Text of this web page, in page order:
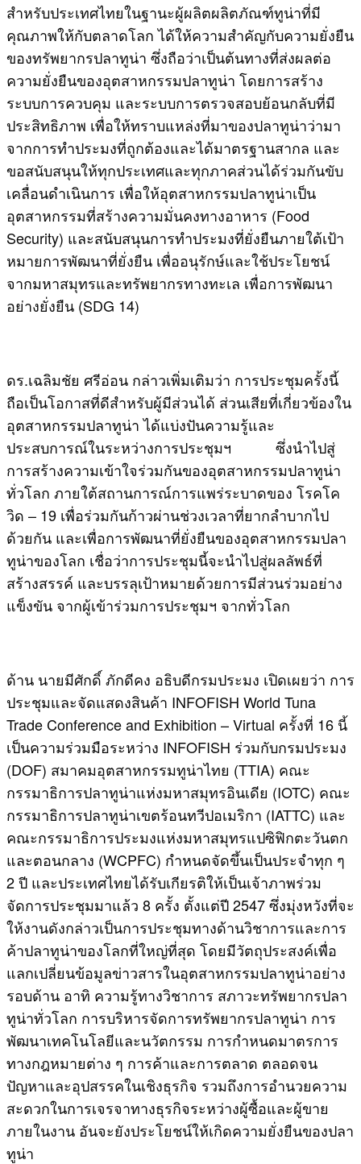
​สำหรับประเทศไทยในฐานะผู้ผลิตผลิตภัณฑ์ทูน่าที่มี
คุณภาพให้กับตลาดโลก ได้ให้ความสำคัญกับความยั่งยืน
ของทรัพยากรปลาทูน่า ซึ่งถือว่าเป็นต้นทางที่ส่งผลต่อ
ความยั่งยืนของอุตสาหกรรมปลาทูน่า โดยการสร้าง
ระบบการควบคุม และระบบการตรวจสอบย้อนกลับที่มี
ประสิทธิภาพ เพื่อให้ทราบแหล่งที่มาของปลาทูน่าว่ามา
จากการทำประมงที่ถูกต้องและได้มาตรฐานสากล และ
ขอสนับสนุนให้ทุกประเทศและทุกภาคส่วนได้ร่วมกันขับ
เคลื่อนดำเนินการ เพื่อให้อุตสาหกรรมปลาทูน่าเป็น
อุตสาหกรรมที่สร้างความมั่นคงทางอาหาร (Food
Security) และสนับสนุนการทำประมงที่ยั่งยืนภายใต้เป้า
หมายการพัฒนาที่ยั่งยืน เพื่ออนุรักษ์และใช้ประโยชน์
จากมหาสมุทรและทรัพยากรทางทะเล เพื่อการพัฒนา
อย่างยั่งยืน (SDG 14)
​ดร.เฉลิมชัย ศรีอ่อน กล่าวเพิ่มเติมว่า การประชุมครั้งนี้
ถือเป็นโอกาสที่ดีสําหรับผู้มีส่วนได้ ส่วนเสียที่เกี่ยวข้องใน
อุตสาหกรรมปลาทูน่า ได้แบ่งปันความรู้และ
ประสบการณ์ในระหว่างการประชุมฯ ซึ่งนําไปสู่
การสร้างความเข้าใจร่วมกันของอุตสาหกรรมปลาทูน่า
ทั่วโลก ภายใต้สถานการณ์การแพร่ระบาดของ โรคโค
วิด – 19 เพื่อร่วมกันก้าวผ่านช่วงเวลาที่ยากลําบากไป
ด้วยกัน และเพื่อการพัฒนาที่ยั่งยืนของอุตสาหกรรมปลา
ทูน่าของโลก เชื่อว่าการประชุมนี้จะนำไปสู่ผลลัพธ์ที่
สร้างสรรค์ และบรรลุเป้าหมายด้วยการมีส่วนร่วมอย่าง
แข็งขัน จากผู้เข้าร่วมการประชุมฯ จากทั่วโลก
​ด้าน นายมีศักดิ์ ภักดีคง อธิบดีกรมประมง เปิดเผยว่า การ
ประชุมและจัดแสดงสินค้า INFOFISH World Tuna
Trade Conference and Exhibition – Virtual ครั้งที่ 16 นี้
เป็นความร่วมมือระหว่าง INFOFISH ร่วมกับกรมประมง
(DOF) สมาคมอุตสาหกรรมทูน่าไทย (TTIA) คณะ
กรรมาธิการปลาทูน่าแห่งมหาสมุทรอินเดีย (IOTC) คณะ
กรรมาธิการปลาทูน่าเขตร้อนทวีปอเมริกา (IATTC) และ
คณะกรรมาธิการประมงแห่งมหาสมุทรแปซิฟิกตะวันตก
และตอนกลาง (WCPFC) กำหนดจัดขึ้นเป็นประจำทุก ๆ
2 ปี และประเทศไทยได้รับเกียรติให้เป็นเจ้าภาพร่วม
จัดการประชุมมาแล้ว 8 ครั้ง ตั้งแต่ปี 2547 ซึ่งมุ่งหวังที่จะ
ให้งานดังกล่าวเป็นการประชุมทางด้านวิชาการและการ
ค้าปลาทูน่าของโลกที่ใหญ่ที่สุด โดยมีวัตถุประสงค์เพื่อ
แลกเปลี่ยนข้อมูลข่าวสารในอุตสาหกรรมปลาทูน่าอย่าง
รอบด้าน อาทิ ความรู้ทางวิชาการ สภาวะทรัพยากรปลา
ทูน่าทั่วโลก การบริหารจัดการทรัพยากรปลาทูน่า การ
พัฒนาเทคโนโลยีและนวัตกรรม การกำหนดมาตรการ
ทางกฎหมายต่าง ๆ การค้าและการตลาด ตลอดจน
ปัญหาและอุปสรรคในเชิงธุรกิจ รวมถึงการอำนวยความ
สะดวกในการเจรจาทางธุรกิจระหว่างผู้ซื้อและผู้ขาย
ภายในงาน อันจะยังประโยชน์ให้เกิดความยั่งยืนของปลา
ทูน่า